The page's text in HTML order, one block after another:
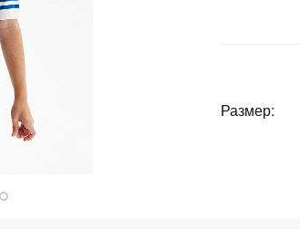
Размер:
Сегодня
25